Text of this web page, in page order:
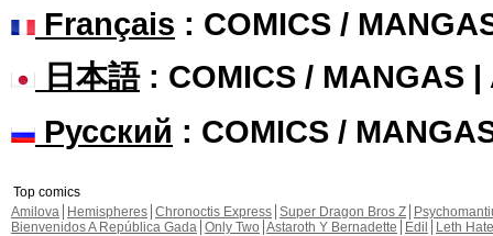
Français : COMICS /
日本語: COMICS / MANGAS |
Русский : COMICS /
Top comics
Amilova
Hemispheres Chronoctis Express Super Dragon Bros Z
Bienvenidos A República Gada Only Two Astaroth Y Bernadette Edil
Leth Hate